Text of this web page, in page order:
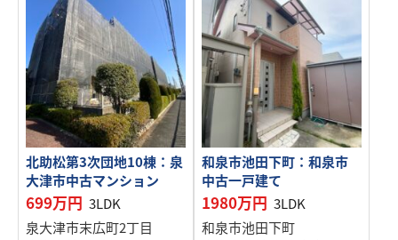
北助松第3次団地10棟：泉
大津市中古マンション
699万円 3LDK
泉大津市末広町2丁目
和泉市池田下町：和泉市
中古一戸建て
1980万円 3LDK
和泉市池田下町